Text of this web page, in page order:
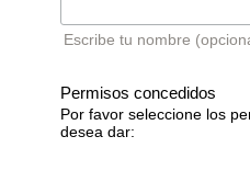
Escribe tu nombre
Permisos concedidos
Por favor seleccione los
desea dar: